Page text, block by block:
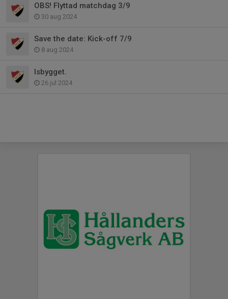
OBS! Flyttad matchdag 3/9
30 aug 2024
Save the date: Kick-off 7/9
8 aug 2024
Isbygget.
26 jul 2024